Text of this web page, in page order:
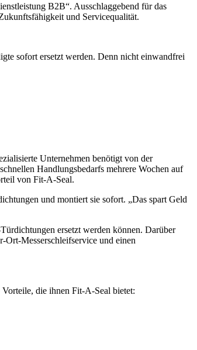
B2B“. Ausschlaggebend für das
und Servicequalität.
sofort ersetzt werden. Denn nicht einwandfrei
Unternehmen benötigt von der
Handlungsbedarfs mehrere Wochen auf
von Fit-A-Seal.
und montiert sie sofort. „Das spart Geld
ersetzt werden können. Darüber
Messerschleifservice und einen
die ihnen Fit-A-Seal bietet: